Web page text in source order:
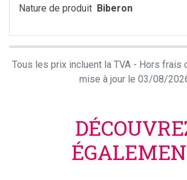
Nature de produit Biberon
Tous les prix incluent la TVA - Hors frais
mise à jour le 03/08/